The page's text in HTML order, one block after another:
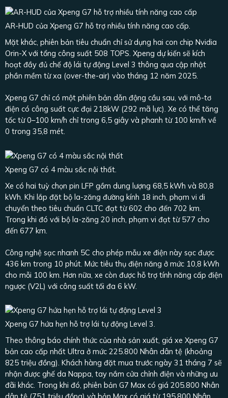
AR-HUD của Xpeng G7 hỗ trợ nhiều tính năng cao cấp.
Mặt khác, phiên bản tiêu chuẩn chỉ sử dụng hai con chip Nvidia
Orin-X với tổng công suất 508 TOPS. Xpeng dự kiến sẽ kích
hoạt đầy đủ chế độ lái tự động Level 3 thông qua cập nhật
phần mềm từ xa (over-the-air) vào tháng 12 năm 2025.
Xpeng G7 chỉ có một phiên bản dẫn động cầu sau, với mô-tơ
điện có công suất cực đại 218kW (292 mã lực). Xe có thể tăng
tốc từ 0–100 km/h chỉ trong 6,5 giây và phanh từ 100 km/h về
0 trong 35,8 mét.
Xpeng G7 có 4 màu sắc nội thất.
Xe có hai tuỳ chọn pin LFP gồm dung lượng 68,5 kWh và 80,8
kWh. Khi lắp đặt bộ la-zăng đường kính 18 inch, phạm vi di
chuyển theo tiêu chuẩn CLTC đạt từ 602 cho đến 702 km.
Trong khi đó với bộ la-zăng 20 inch, phạm vi đạt từ 577 cho
đến 677 km.
Công nghệ sạc nhanh 5C cho phép mẫu xe điện này sạc được
436 km trong 10 phút. Mức tiêu thụ điện năng ở mức 10,8 kWh
cho mỗi 100 km. Hơn nữa, xe còn được hỗ trợ tính năng cấp điện
ngược (V2L) với công suất tối đa 6 kW.
Xpeng G7 hứa hẹn hỗ trợ lái tự động Level 3.
Theo thông báo chính thức của nhà sản xuất, giá xe Xpeng G7
bản cao cấp nhất Ultra ở mức 225.800 Nhân dân tệ (khoảng
825 triệu đồng). Khách hàng đặt mua trước ngày 31 tháng 7 sẽ
nhận được ghế da Nappa, tay nắm cửa chỉnh điện và những ưu
đãi khác. Trong khi đó, phiên bản G7 Max có giá 205.800 Nhân